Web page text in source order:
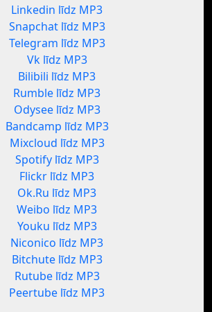
Linkedin līdz MP3
Snapchat līdz MP3
Telegram līdz MP3
Vk līdz MP3
Bilibili līdz MP3
Rumble līdz MP3
Odysee līdz MP3
Bandcamp līdz MP3
Mixcloud līdz MP3
Spotify līdz MP3
Flickr līdz MP3
Ok.Ru līdz MP3
Weibo līdz MP3
Youku līdz MP3
Niconico līdz MP3
Bitchute līdz MP3
Rutube līdz MP3
Peertube līdz MP3